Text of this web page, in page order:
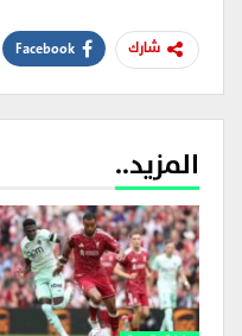
شارك Facebook
المزيد..